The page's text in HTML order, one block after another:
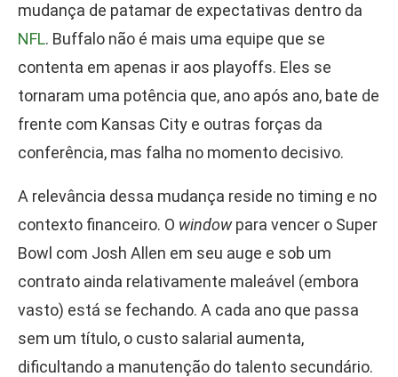
mudança de patamar de expectativas dentro da
NFL. Buffalo não é mais uma equipe que se
contenta em apenas ir aos playoffs. Eles se
tornaram uma potência que, ano após ano, bate de
frente com Kansas City e outras forças da
conferência, mas falha no momento decisivo.
A relevância dessa mudança reside no timing e no
contexto financeiro. O windowpara vencer o Super
Bowl com Josh Allen em seu auge e sob um
contrato ainda relativamente maleável (embora
vasto) está se fechando. A cada ano que passa
sem um título, o custo salarial aumenta,
dificultando a manutenção do talento secundário.